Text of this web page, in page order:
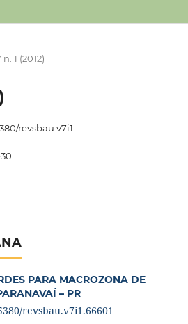
n. 1 (2012)
revsbau.v7i1
PARA MACROZONA DE
– PR
revsbau.v7i1.66601